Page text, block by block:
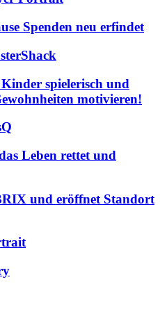
Spenden neu erfindet
spielerisch und
motivieren!
Leben rettet und
und eröffnet Standort